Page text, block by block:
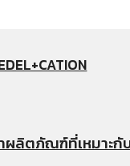
ผลิตภัณฑ์ที่เหมาะ